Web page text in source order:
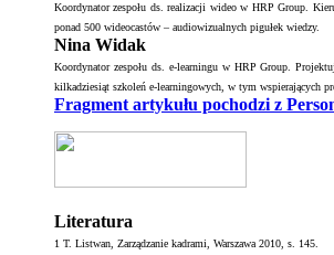
Koordynator zespołu ds. realizacji wideo w HRP Group.
ponad 500 wideocastów – audiowizualnych pigułek wiedzy.
Nina Widak
Koordynator zespołu ds. e-learningu w HRP Group.
kilkadziesiąt szkoleń e-learningowych, w tym wspierających
Fragment artykułu pochodzi z
Literatura
1 T. Listwan, Zarządzanie kadrami, Warszawa 2010, s. 145.